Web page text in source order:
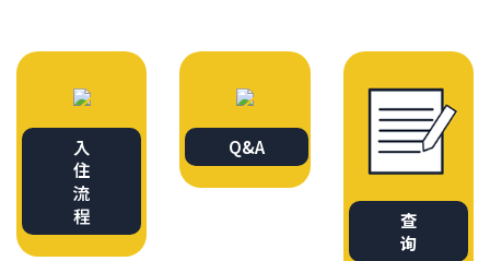
入
住
流
程
Q&A
查
询